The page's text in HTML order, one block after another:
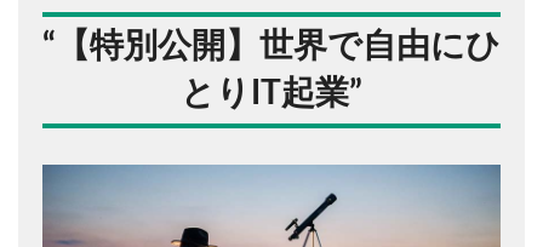
“ 【特別公開】世界で自由にひ
とりIT起業”